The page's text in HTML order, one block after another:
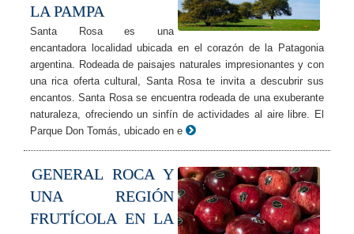
LA PAMPA
Santa Rosa es una
encantadora localidad ubicada en el corazón de la Patagonia
argentina. Rodeada de paisajes naturales impresionantes y con
una rica oferta cultural, Santa Rosa te invita a descubrir sus
encantos. Santa Rosa se encuentra rodeada de una exuberante
naturaleza, ofreciendo un sinfín de actividades al aire libre. El
Parque Don Tomás, ubicado en e
GENERAL ROCA Y
UNA REGIÓN
FRUTÍCOLA EN LA